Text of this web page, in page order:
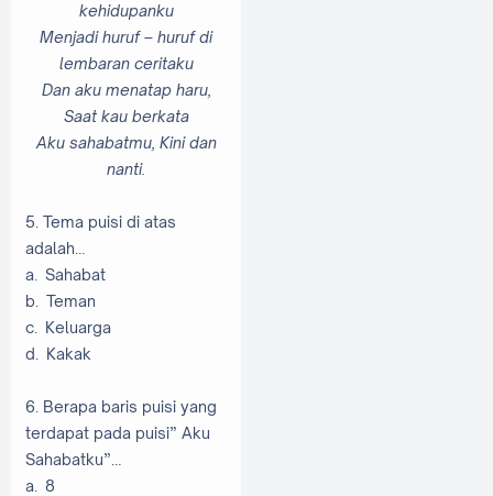
kehidupanku
Menjadi huruf – huruf di
lembaran ceritaku
Dan aku menatap haru,
Saat kau berkata
Aku sahabatmu, Kini dan
nanti.
5. Tema puisi di atas
adalah…
a. Sahabat
b. Teman
c. Keluarga
d. Kakak
6. Berapa baris puisi yang
terdapat pada puisi” Aku
Sahabatku”…
a. 8